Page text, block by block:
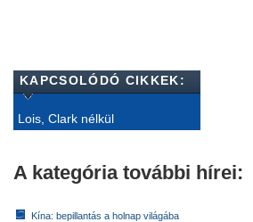
KAPCSOLÓDÓ CIKKEK:
Lois, Clark nélkül
A kategória további hírei:
Kína: bepillantás a holnap világába